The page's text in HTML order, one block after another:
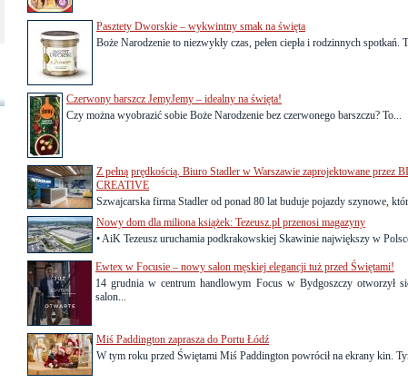
Pasztety Dworskie – wykwintny smak na święta
Boże Narodzenie to niezwykły czas, pełen ciepła i rodzinnych spotkań.
Czerwony barszcz JemyJemy – idealny na święta!
Czy można wyobrazić sobie Boże Narodzenie bez czerwonego barszczu? To...
Z pełną prędkością. Biuro Stadler w Warszawie zaprojektowane przez
CREATIVE
Szwajcarska firma Stadler od ponad 80 lat buduje pojazdy szynowe,
Nowy dom dla miliona książek: Tezeusz.pl przenosi magazyny
• AiK Tezeusz uruchamia podkrakowskiej Skawinie największy w
Ewtex w Focusie – nowy salon męskiej elegancji tuż przed Świętami!
14 grudnia w centrum handlowym Focus w Bydgoszczy otworzył
salon...
Miś Paddington zaprasza do Portu Łódź
W tym roku przed Świętami Miś Paddington powrócił na ekrany kin.